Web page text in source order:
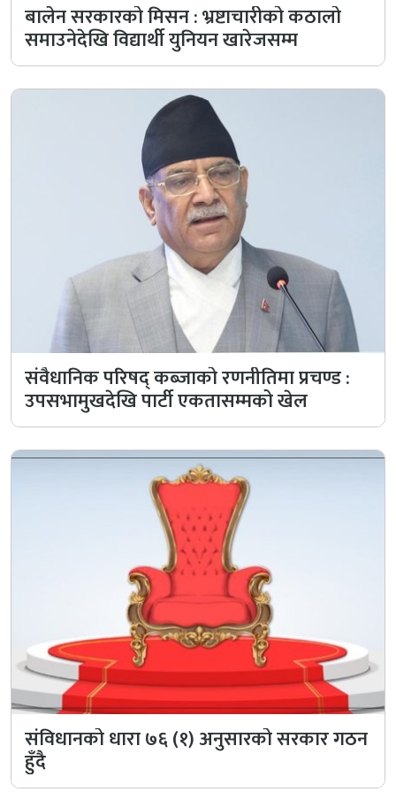
बालेन सरकारको मिसन : भ्रष्टाचारीको कठालो
समाउनेदेखि विद्यार्थी युनियन खारेजसम्म
संवैधानिक परिषद् कब्जाको रणनीतिमा प्रचण्ड :
उपसभामुखदेखि पार्टी एकतासम्मको खेल
संविधानको धारा ७६ (१) अनुसारको सरकार गठन
हुँदै